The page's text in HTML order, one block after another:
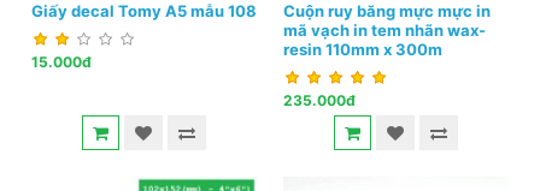
Giấy decal Tomy A5 mẫu 108
15.000đ
Cuộn ruy băng mực mực in
mã vạch in tem nhãn wax-
resin 110mm x 300m
235.000đ